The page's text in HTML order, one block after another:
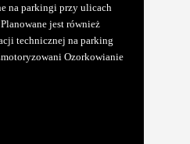
na parkingi przy ulicach
jest również
technicznej na parking
Ozorkowianie